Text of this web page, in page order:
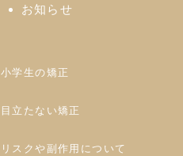
お知らせ
小学生の矯正
目立たない矯正
リスクや副作用について